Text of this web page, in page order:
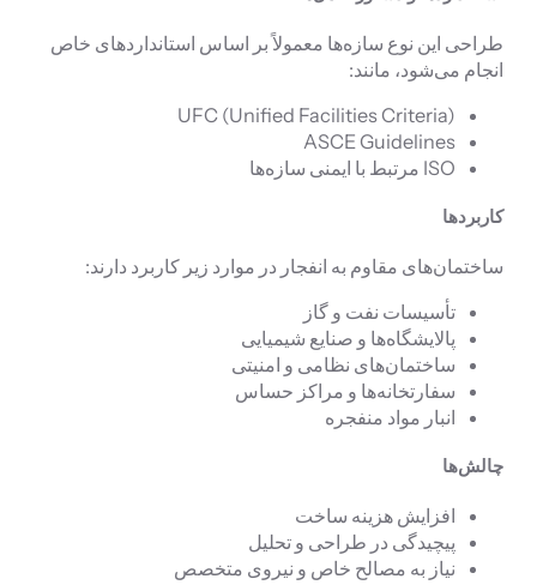
طراحی این نوع سازه‌ها معمولاً بر اساس استانداردهای خاص
انجام می‌شود، مانند:
UFC (Unified Facilities Criteria)
ASCE Guidelines
ISO مرتبط با ایمنی سازه‌ها
کاربردها
ساختمان‌های مقاوم به انفجار در موارد زیر کاربرد دارند:
تأسیسات نفت و گاز
پالایشگاه‌ها و صنایع شیمیایی
ساختمان‌های نظامی و امنیتی
سفارتخانه‌ها و مراکز حساس
انبار مواد منفجره
چالش‌ها
افزایش هزینه ساخت
پیچیدگی در طراحی و تحلیل
نیاز به مصالح خاص و نیروی متخصص